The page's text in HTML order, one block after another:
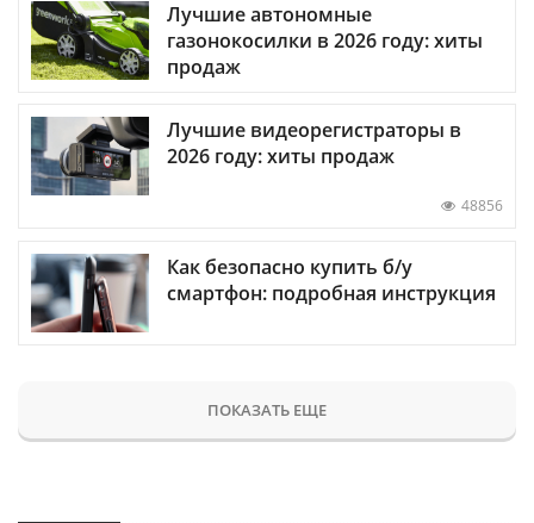
Лучшие автономные
газонокосилки в 2026 году: хиты
продаж
Лучшие видеорегистраторы в
2026 году: хиты продаж
48856
Как безопасно купить б/у
смартфон: подробная инструкция
ПОКАЗАТЬ ЕЩЕ